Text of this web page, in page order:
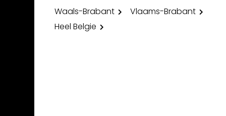
Waals-Brabant
Vlaams-Brabant
Heel Belgie